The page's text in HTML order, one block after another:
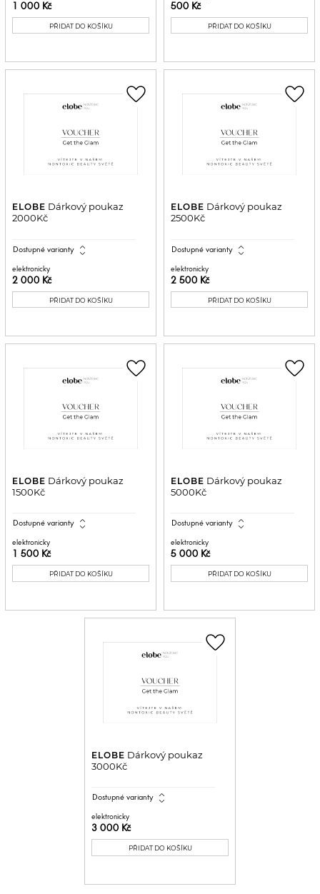
1 000 Kč
PŘIDAT DO KOŠÍKU
500 Kč
PŘIDAT DO KOŠÍKU
ELOBE Dárkový poukaz
2000Kč
Dostupné varianty expand_all
elektronicky
2 000 Kč
PŘIDAT DO KOŠÍKU
favorite_border
ELOBE Dárkový poukaz
2500Kč
Dostupné varianty expand_all
elektronicky
2 500 Kč
PŘIDAT DO KOŠÍKU
favorite_border
ELOBE Dárkový poukaz
1500Kč
Dostupné varianty expand_all
elektronicky
1 500 Kč
PŘIDAT DO KOŠÍKU
favorite_border
ELOBE Dárkový poukaz
5000Kč
Dostupné varianty expand_all
elektronicky
5 000 Kč
PŘIDAT DO KOŠÍKU
favorite_border
ELOBE Dárkový poukaz
3000Kč
Dostupné varianty expand_all
elektronicky
3 000 Kč
PŘIDAT DO KOŠÍKU
favorite_border